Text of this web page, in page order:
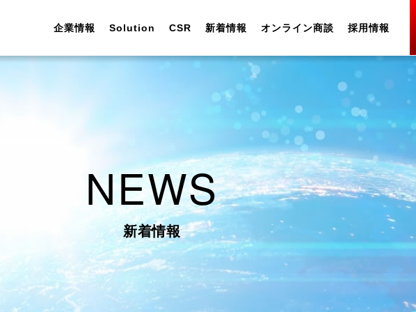
企業情報
会社概要 業績推移
企業理念
Solution
FAソフトウェア開発
One Stop Solution
土木／建設
実績紹介
One Stop Solution
生産工場
CSR
情報セキュリティ 環境保全 うぶすな紙
DXの取り組み
新着情報
Solution
採用情報
オンライン商談
ウェビナー セミナー・講習会
土木・建設向け
採用情報
新卒採用 中途採用
インターンシップ
NEWS
新着情報